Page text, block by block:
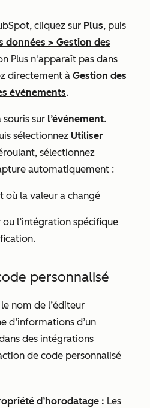
cliquez sur Plus, puis
données > Gestion des
Plus n'apparaît pas dans
directement à Gestion des
événements.
souris sur l’événement.
sélectionnez Utiliser
sélectionnez
automatiquement :
où la valeur a changé
ou l’intégration spécifique
personnalisé
nom de l’éditeur
d’informations d’un
des intégrations
de code personnalisé
d’horodatage : Les